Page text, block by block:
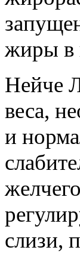
жиры в
Нейче
веса,
и
слизи,